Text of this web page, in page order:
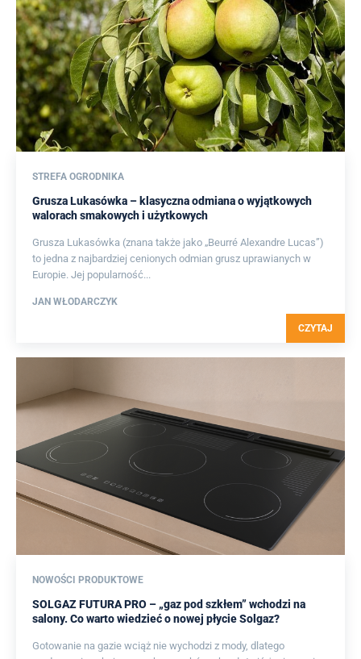
STREFA OGRODNIKA
Grusza Lukasówka – klasyczna odmiana o wyjątkowych
walorach smakowych i użytkowych
Grusza Lukasówka (znana także jako „Beurré Alexandre Lucas”)
to jedna z najbardziej cenionych odmian grusz uprawianych w
Europie. Jej popularność...
JAN WŁODARCZYK
CZYTAJ
NOWOŚCI PRODUKTOWE
SOLGAZ FUTURA PRO – „gaz pod szkłem” wchodzi na
salony. Co warto wiedzieć o nowej płycie Solgaz?
Gotowanie na gazie wciąż nie wychodzi z mody, dlatego